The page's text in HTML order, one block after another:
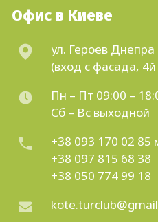
древнего города, вы
невероятную
духовной атмосферой.
сможете отведать
вина или же
Туры в Мцхета
Купивтур в Грузию, в
Джавари, который
Офис в Киеве
ул. Героев
(вход с фасада,
Пн – Пт 09:00 –
Сб – Вс выходной
+38 093 170 02 85
+38 097 815 68 38
+38 050 774 99 18